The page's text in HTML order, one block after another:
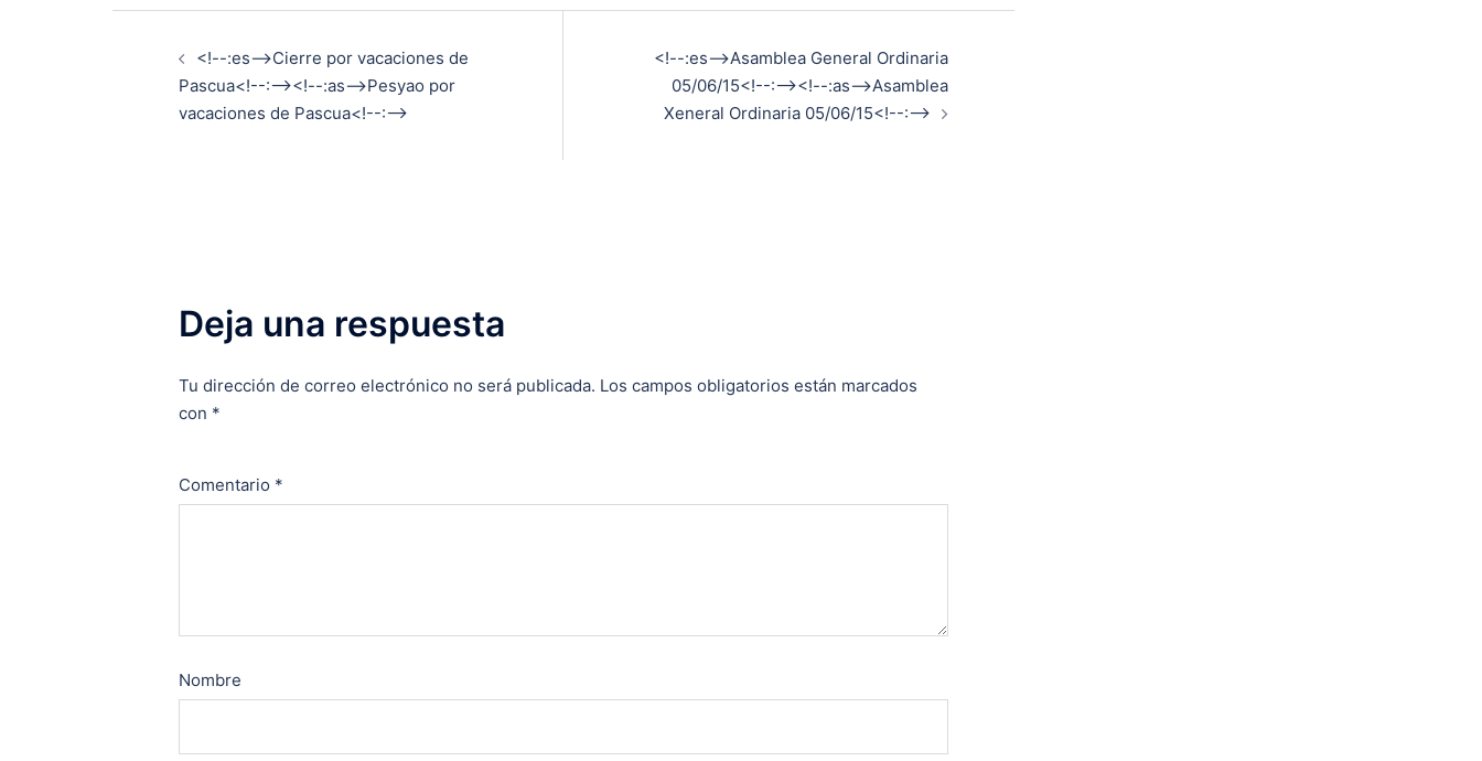
entradas
<!--:es-->Cierre por vacaciones de
Pascua<!--:--><!--:as-->Pesyao por
vacaciones de Pascua<!--:-->
<!--:es-->Asamblea General Ordinaria
05/06/15<!--:--><!--:as-->Asamblea
Xeneral Ordinaria 05/06/15<!--:-->
Deja una respuesta
Tu dirección de correo electrónico no será publicada. Los campos obligatorios están marcados
con *
Comentario *
Nombre